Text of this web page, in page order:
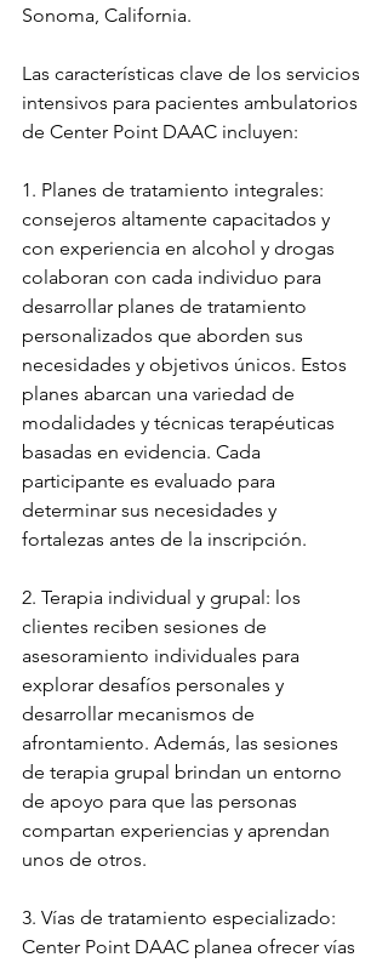
Sonoma, California.
Las características clave de los servicios
intensivos para pacientes ambulatorios
de Center Point DAAC incluyen:
1. Planes de tratamiento integrales:
consejeros altamente capacitados y
con experiencia en alcohol y drogas
colaboran con cada individuo para
desarrollar planes de tratamiento
personalizados que aborden sus
necesidades y objetivos únicos. Estos
planes abarcan una variedad de
modalidades y técnicas terapéuticas
basadas en evidencia. Cada
participante es evaluado para
determinar sus necesidades y
fortalezas antes de la inscripción.
2. Terapia individual y grupal: los
clientes reciben sesiones de
asesoramiento individuales para
explorar desafíos personales y
desarrollar mecanismos de
afrontamiento. Además, las sesiones
de terapia grupal brindan un entorno
de apoyo para que las personas
compartan experiencias y aprendan
unos de otros.
3. Vías de tratamiento especializado:
Center Point DAAC planea ofrecer vías